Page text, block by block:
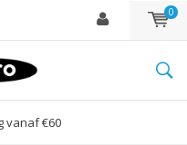
0
vanaf €60